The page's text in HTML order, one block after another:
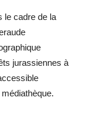
le cadre de la
jurassiennes à